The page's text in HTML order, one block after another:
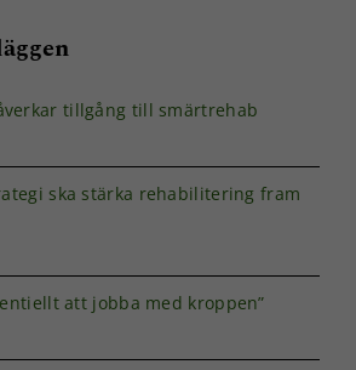
tillgång till smärtrehab
ska stärka rehabilitering fram
att jobba med kroppen”